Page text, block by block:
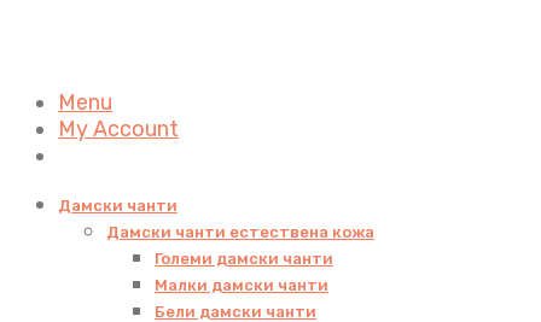
Menu
My Account
Дамски чанти
Дамски чанти естествена кожа
Големи дамски чанти
Малки дамски чанти
Бели дамски чанти